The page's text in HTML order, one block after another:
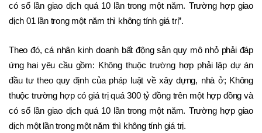
có số lần giao dịch quá 10 lần trong một năm. Trường hợp giao
dịch 01 lần trong một năm thì không tính giá trị”.
Theo đó, cá nhân kinh doanh bất động sản quy mô nhỏ phải đáp
ứng hai yêu cầu gồm: Không thuộc trường hợp phải lập dự án
đầu tư theo quy định của pháp luật về xây dựng, nhà ở; Không
thuộc trường hợp có giá trị quá 300 tỷ đồng trên một hợp đồng và
có số lần giao dịch quá 10 lần trong một năm. Trường hợp giao
dịch một lần trong một năm thì không tính giá trị.